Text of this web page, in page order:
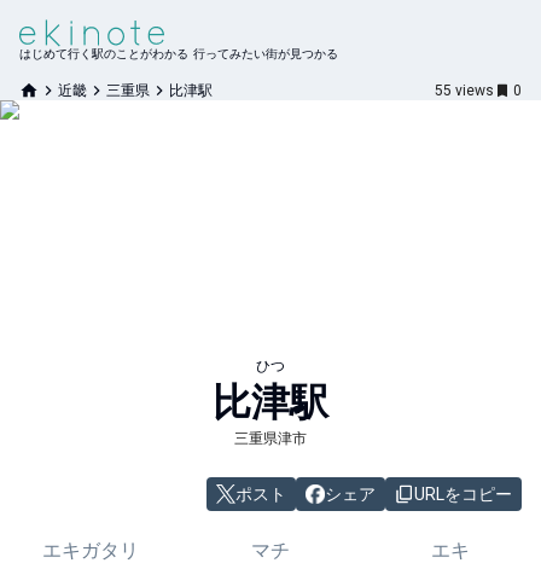
はじめて行く駅のことがわかる 行ってみたい街が見つかる
近畿 三重県 比津駅 55 views 0
ひつ
比津駅
三重県津市
ポスト シェア URLをコピー
エキガタリ マチ エキ